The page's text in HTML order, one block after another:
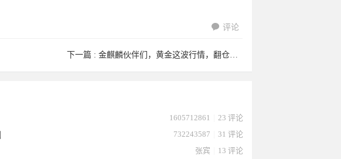
评论
下一篇 : 金麒麟伙伴们，黄金这波行情，翻仓没有？
23 评论
1605712861
31 评论
732243587
13 评论
张宾